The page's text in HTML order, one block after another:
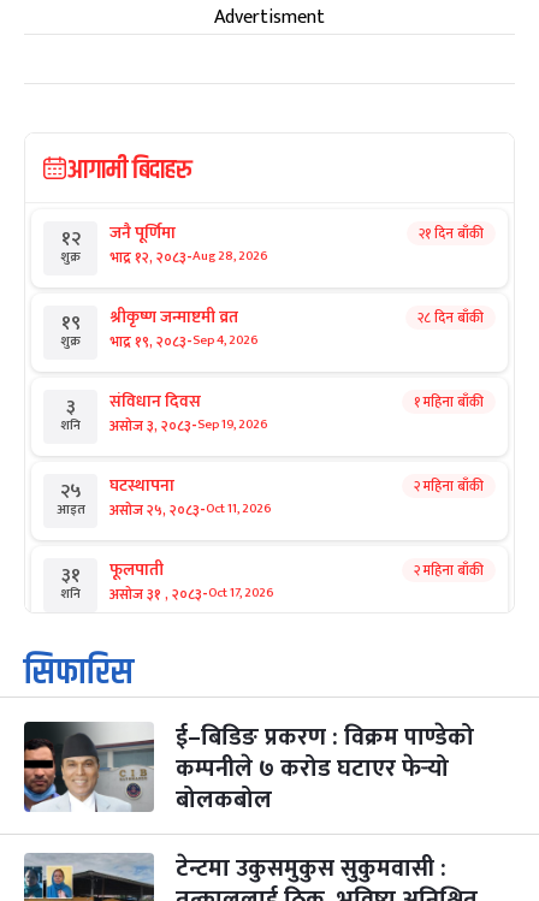
Advertisment
आगामी बिदाहरु
१२
शुक्र
जनै पूर्णिमा
भाद्र १२, २०८३-Aug 28, 2026
२१ दिन बाँकी
१९
शुक्र
श्रीकृष्ण जन्माष्टमी व्रत
भाद्र १९, २०८३-Sep 4, 2026
२८ दिन बाँकी
३
शनि
संविधान दिवस
असोज ३, २०८३-Sep 19, 2026
१ महिना बाँकी
२५
आइत
घटस्थापना
असोज २५, २०८३-Oct 11, 2026
२ महिना बाँकी
३१
शनि
फूलपाती
असोज ३१ , २०८३-Oct 17, 2026
२ महिना बाँकी
१
आइत
कार्तिक सङ्क्रान्ति
कार्तिक १, २०८३
३
मंगल
महानवमी
कार्तिक ३, २०८३-Oct 20, 2026
२ महिना बाँकी
४
सिफारिस
ई–बिडिङ प्रकरण : विक्रम पाण्डेको
कम्पनीले ७ करोड घटाएर फेर्‍यो
बोलकबोल
टेन्टमा उकुसमुकुस सुकुमवासी :